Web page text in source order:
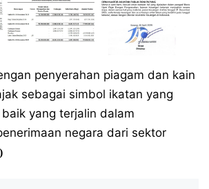
penyerahan piagam dan kain
sebagai simbol ikatan yang
yang terjalin dalam
negara dari sektor